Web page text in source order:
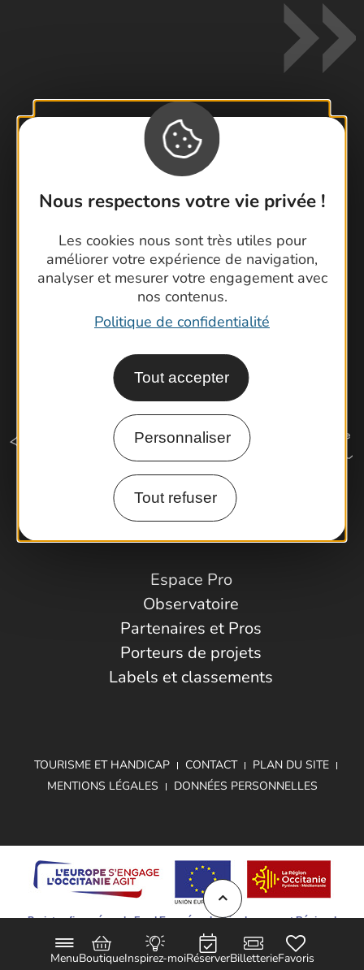
Nous respectons votre vie privée !
Les cookies nous sont très utiles pour
améliorer votre expérience de navigation,
analyser et mesurer votre engagement avec
nos contenus.
Politique de confidentialité
Tout accepter
Personnaliser
Tout refuser
MenuBoutiqueInspirez-moiRéserverBilletterieFavoris
Contactez-nous !
Foire aux questions
Brochures
Latitude Gard
Comment venir ?
Espace Pro
Observatoire
Partenaires et Pros
Porteurs de projets
Labels et classements
TOURISME ET HANDICAP CONTACT
PLAN DU SITE
MENTIONS LÉGALES
DONNÉES PERSONNELLES
Projet cofinancé par le Fond Européen de Développement Régional